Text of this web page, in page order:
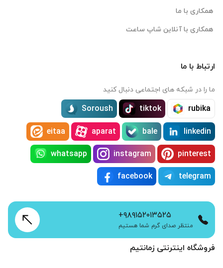
فروشگاه اینترنتی زمانتیم
همکاری با ما
همکاری با آنلاین شاپ ساعت
ارتباط با ما
ما را در شبکه های اجتماعی دنبال کنید
rubika
tiktok
Soroush
linkedin
bale
aparat
eitaa
pinterest
instagram
whatsapp
telegram
facebook
+۹۸۹۱۵۲۰۱۳۵۲۵
منتظر صدای گرم شما هستیم